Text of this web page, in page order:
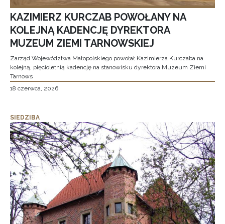
KAZIMIERZ KURCZAB POWOŁANY NA
KOLEJNĄ KADENCJĘ DYREKTORA
MUZEUM ZIEMI TARNOWSKIEJ
Zarząd Województwa Małopolskiego powołał Kazimierza Kurczaba na
kolejną, pięcioletnią kadencję na stanowisku dyrektora Muzeum Ziemi
Tarnows
18 czerwca, 2026
SIEDZIBA